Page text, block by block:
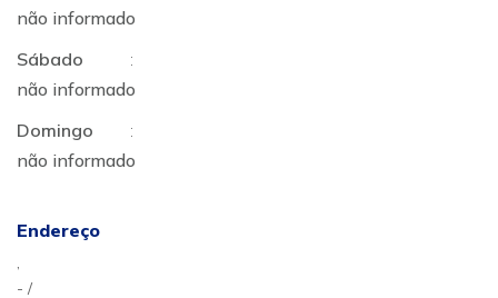
não informado
Sábado
:
não informado
Domingo
:
não informado
Endereço
,
- /